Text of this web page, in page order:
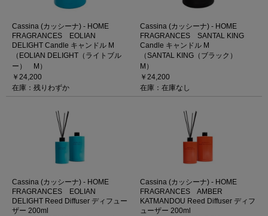
Cassina (カッシーナ) - HOME
FRAGRANCES EOLIAN
DELIGHT Candle キャンドル M
（EOLIAN DELIGHT（ライトブル
ー） M）
￥24,200
在庫：残りわずか
Cassina (カッシーナ) - HOME
FRAGRANCES SANTAL KING
Candle キャンドル M
（SANTAL KING（ブラック）
M）
￥24,200
在庫：在庫なし
Cassina (カッシーナ) - HOME
FRAGRANCES EOLIAN
DELIGHT Reed Diffuser ディフュー
ザー 200ml
Cassina (カッシーナ) - HOME
FRAGRANCES AMBER
KATMANDOU Reed Diffuser ディフ
ューザー 200ml